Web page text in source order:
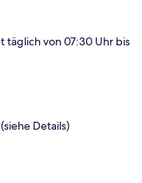
von 07:30 Uhr bis
Details)